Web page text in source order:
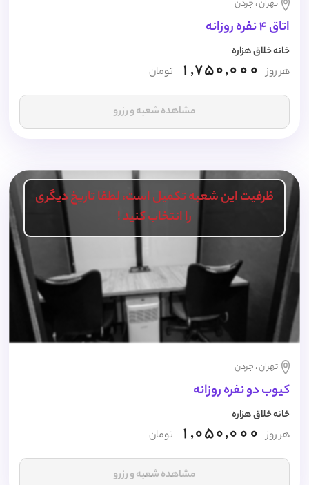
تهران ، جردن
اتاق 4 نفره روزانه
خانه خلاق هزاره
هر روز 1,750,000 تومان
مشاهده شعبه و رزرو
ظرفیت این شعبه تکمیل است، لطفا تاریخ دیگری
را انتخاب کنید !
تهران ، جردن
کیوب دو نفره روزانه
خانه خلاق هزاره
هر روز 1,050,000 تومان
مشاهده شعبه و رزرو